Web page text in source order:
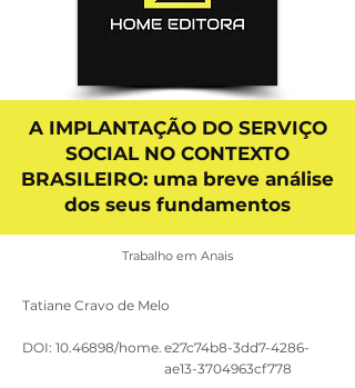
A IMPLANTAÇÃO DO SERVIÇO
SOCIAL NO CONTEXTO
BRASILEIRO: uma breve análise
dos seus fundamentos
Trabalho em Anais
Tatiane Cravo de Melo
DOI: 10.46898/home. e27c74b8-3dd7-4286-
ae13-3704963cf778